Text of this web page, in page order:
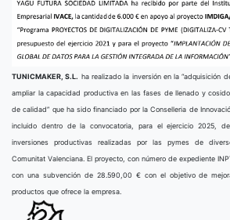
TUNICMAKER, S.L. ha realizado la inversión en la “adquisición
ampliar la capacidad productiva en las fases de llenado y
de calidad” que ha sido financiado por la Conselleria de
incluido dentro de la convocatoria, para el ejercicio 2025,
inversiones productivas realizadas por las pymes de
Comunitat Valenciana. El proyecto, con número de expediente
con una subvención de 28.590,00 € con el objetivo de
productos que ofrece la empresa.